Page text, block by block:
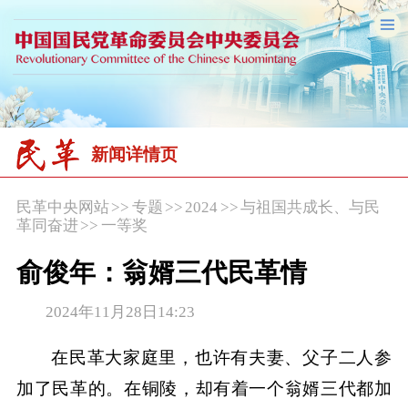
新闻详情页
民革中央网站>> 专题 >>2024 >>与祖国共成长、与民
革同奋进 >> 一等奖
俞俊年：翁婿三代民革情
2024年11月28日14:23
在民革大家庭里，也许有夫妻、父子二人参
加了民革的。在铜陵，却有着一个翁婿三代都加